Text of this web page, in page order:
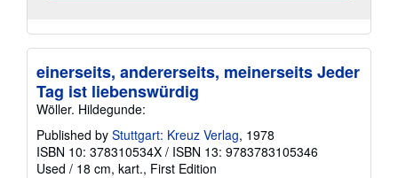
einerseits, andererseits, meinerseits Jeder
Tag ist liebenswürdig
Wöller. Hildegunde:
Published by Stuttgart: Kreuz Verlag, 1978
ISBN 10: 378310534X / ISBN 13: 9783783105346
Used / 18 cm, kart., First Edition